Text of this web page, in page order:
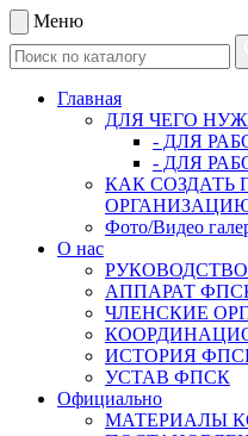
Меню
Главная
ДЛЯ ЧЕГО
- ДЛЯ
- ДЛЯ
КАК
Фото/Видео
О нас
АППАРАТ
ЧЛЕНСКИЕ
ИСТОРИЯ
УСТАВ ФПСК
Официально
МАТЕРИАЛЫ